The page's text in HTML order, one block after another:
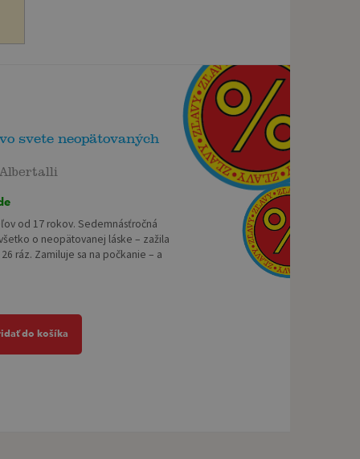
svete neopätovaných
od 17 rokov. Sedemnásťročná
o neopätovanej láske – zažila
ráz. Zamiluje sa na počkanie – a
do košíka